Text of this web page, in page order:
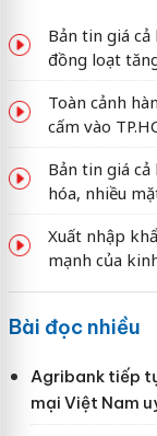
Bản tin giá
đồng loạt
Toàn cảnh
cấm vào
Bản tin giá
hóa, nhiều
Xuất nhập
mạnh của
Bài đọc nhiều
Agribank tiếp
mại Việt Nam